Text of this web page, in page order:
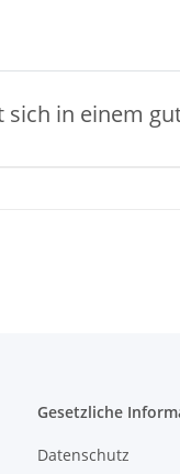
in einem
Gesetzliche
Datenschutz